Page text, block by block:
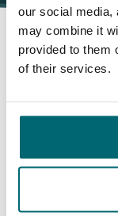
our social media,
may combine it
provided to them
of their services.
Darum